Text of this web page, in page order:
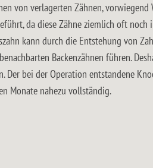
von verlagerten Zähnen, vorwiegend
da diese Zähne ziemlich oft noch
kann durch die Entstehung von
Backenzähnen führen.
Der bei der Operation entstandene
Monate nahezu vollständig.